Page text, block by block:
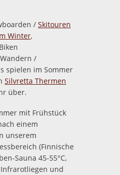
/ Skitouren
Winter,
/
spielen im Sommer
Silvretta Thermen
über.
mit Frühstück
einem
unserem
(Finnische
Sauna 45-55°C,
und